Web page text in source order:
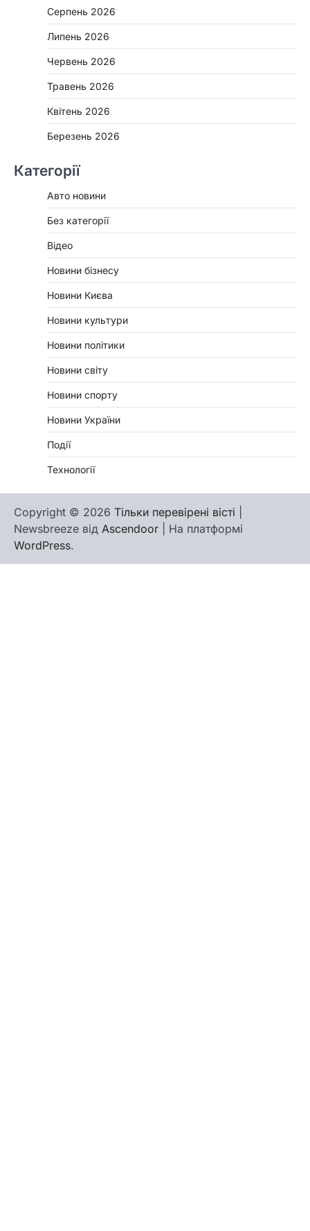
Серпень 2026
Липень 2026
Червень 2026
Травень 2026
Квітень 2026
Березень 2026
Категорії
Авто новини
Без категорії
Відео
Новини бізнесу
Новини Києва
Новини культури
Новини політики
Новини світу
Новини спорту
Новини України
Події
Технології
Copyright © 2026 Тільки перевірені вісті
Newsbreeze від Ascendoor | На платформі
WordPress.